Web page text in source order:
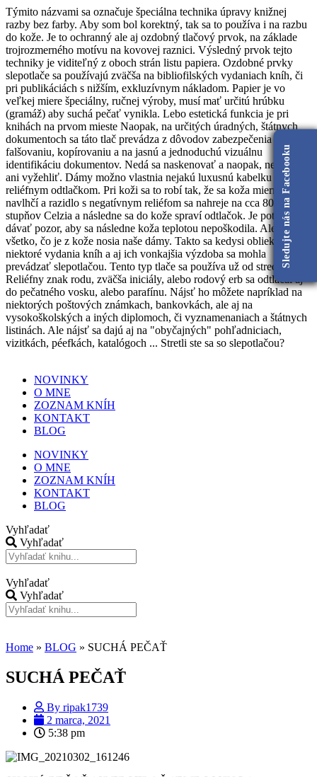
Týmito názvami sa označuje špeciálna technika úpravy knižnej
razby bez farby. Aby som bol korektný, tak sa to používa i na razbu
do kože. Je to ochranný ale aj ozdobný tlačový prvok, na základe
trojrozmerného motívu na kovovej raznici. Výsledný prvok tejto
techniky je viditeľný z oboch strán listu papiera. Ozdobné prvky
slepotlače sa používajú zväčša na bibliofilských vydaniach kníh, či
pri publikáciách s nižším, exkluzívnym nákladom. Papier je vo
veľkej miere špeciálny, ručnej výroby, musí mať určitú hrúbku
(gramáž) aby suchá pečať vynikla. Lebo estetická funkcia je pri
knihách na prvom mieste Naopak, na určitých úradných, štátnych
dokumentoch sa táto tlač prevádza z dôvodov zabezpečenia proti
falšovaniu, kopírovaniu a na jasnú a jednoduchú vizuálnu
identifikáciu dokumentov. Nedá sa naskenovať a naopak, nedá sa
ani vyžehliť. Dámy možno vlastnia nejakú luxusnú kabelku s
reliéfnym odtlačkom. Pri koži sa to robí tak, že sa koža mierne
navlhčí a razidlo s negatívnym reliéfom sa nahreje na cca 80 - 90
stupňov Celzia a následne sa do kože spraví odtlačok. Je potrebné
dávať pozor, aby sa následne koža teplotou nepoškodila. Ale nie
všetko, čo je z kože nosia naše dámy. Takto sa kedysi obliekali aj
niektoré vydania kníh a aj ich vonkajšia výzdoba sa mohla
prevádzať slepotlačou. Tento typ tlače sa používa už od stredoveku.
Reliéfny znak rodu, zväčša iniciály, alebo rodový erb sa odtláčal aj
do pečatného vosku, alebo parafínu. Nájsť ho môžete napríklad na
niektorých poštových známkach, bankovkách, ale aj na
vysokoškolských a iných diplomoch, či vyznamenaniach a štátnych
listinách. Ale nájsť sa dajú aj na "obyčajných" pohľadniciach,
vizitkách, péefkách, katalógoch ... Stretli ste sa so slepotlačou?
NOVINKY
O MNE
ZOZNAM KNÍH
KONTAKT
BLOG
NOVINKY
O MNE
ZOZNAM KNÍH
KONTAKT
BLOG
Vyhľadať
Vyhľadať
Vyhľadať
Vyhľadať
Home » BLOG » SUCHÁ PEČAŤ
SUCHÁ PEČAŤ
By ripak1739
2 marca, 2021
5:38 pm
Sledujte nás na Facebooku